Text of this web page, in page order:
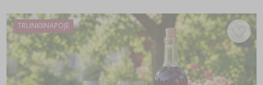
TRUNKIINAPOJE